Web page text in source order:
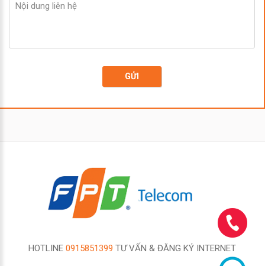
GỬI
HOTLINE 0915851399 TƯ VẤN & ĐĂNG KÝ INTERNET